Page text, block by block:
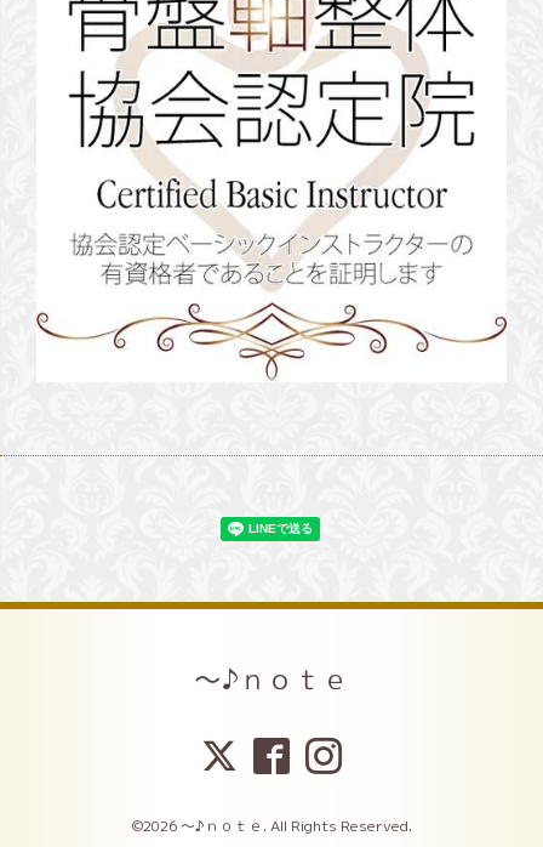
～♪ｎｏｔｅ
©2026 ～♪ｎｏｔｅ . All Rights Reserved.